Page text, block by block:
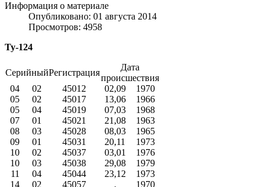
Информация о материале
Опубликовано: 01 августа 2014
Просмотров: 4958
Ту-124
СерийныйРегистрация
Дата
происшествия
04
02 45012 02,09
1970
05
02 45017 13,06
1966
05
04 45019 07,03
1968
07
01 45021 21,08
1963
08
03 45028 08,03
1965
09
01 45031 20,11
1973
10
02 45037 03,01
1976
10
03 45038 29,08
1979
11
04 45044 23,12
1973
14
02 45057 . 1970